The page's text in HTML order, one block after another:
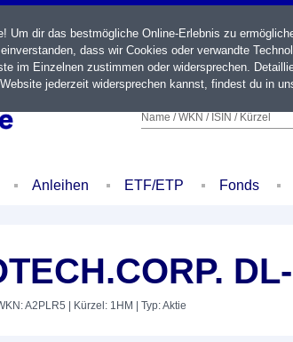
Name / WKN / ISIN / Kürzel
Anleihen ETF/ETP Fonds
A2PLR5 | Kürzel: 1HM | Typ: Aktie
Um dir das bestmögliche Online-Erlebnis zu
dass wir Cookies oder verwandte
im Einzelnen zustimmen oder widersprechen.
jederzeit widersprechen kannst, findest du in